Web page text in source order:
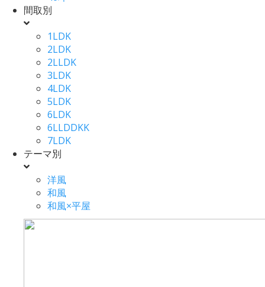
間取別
1LDK
2LDK
2LLDK
3LDK
4LDK
5LDK
6LDK
6LLDDKK
7LDK
テーマ別
洋風
和風
和風×平屋